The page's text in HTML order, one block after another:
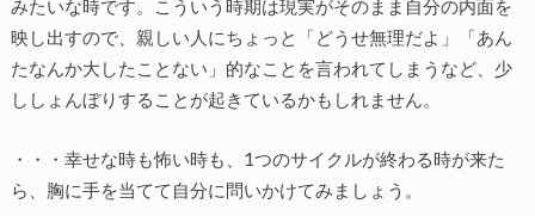
みたいな時です。こういう時期は現実がそのまま自分の内面を
映し出すので、親しい人にちょっと「どうせ無理だよ」「あん
たなんか大したことない」的なことを言われてしまうなど、少
ししょんぼりすることが起きているかもしれません。
・・・幸せな時も怖い時も、1つのサイクルが終わる時が来た
ら、胸に手を当てて自分に問いかけてみましょう。